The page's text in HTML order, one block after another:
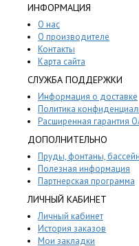
ИНФОРМАЦИЯ
О нас
О производителе
Контакты
Карта сайта
СЛУЖБА ПОДДЕРЖКИ
Информация о доставке
Политика
Расширенная гарантия
ДОПОЛНИТЕЛЬНО
Пруды, фонтаны,
Полезная информация
Партнерская программа
ЛИЧНЫЙ КАБИНЕТ
Личный кабинет
История заказов
Мои закладки